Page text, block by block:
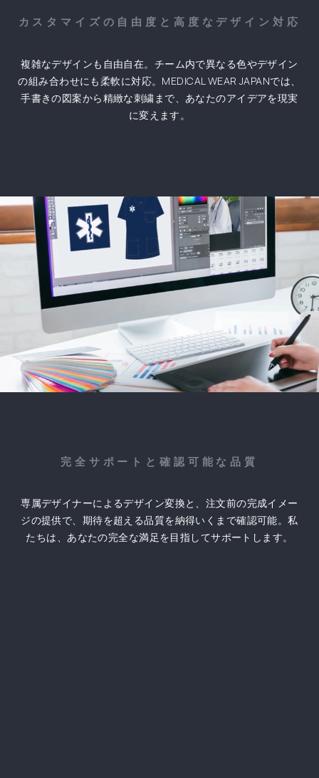
カスタマイズの自由度と高度なデザイン対応
複雑なデザインも自由自在。チーム内で異なる色やデザイン
の組み合わせにも柔軟に対応。MEDICAL WEAR JAPANでは、
手書きの図案から精緻な刺繍まで、あなたのアイデアを現実
に変えます。
完全サポートと確認可能な品質
専属デザイナーによるデザイン変換と、注文前の完成イメー
ジの提供で、期待を超える品質を納得いくまで確認可能。私
たちは、あなたの完全な満足を目指してサポートします。